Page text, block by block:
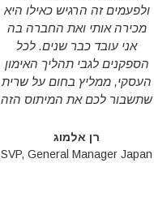
ולפעמים זה הרגיש כאילו היא
מכירה אותי ואת החברה בה
אני עובד כבר שנים. לכל
הספקנים לגבי תהליך האימון
העסקי, ממליץ בחום על שרית
שתשבור לכם את המיתוס הזה
רן אלמוג
SVP, General Manager Japan